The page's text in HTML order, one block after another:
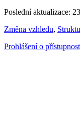
Poslední aktualizace:
Změna vzhledu,
Prohlášení o